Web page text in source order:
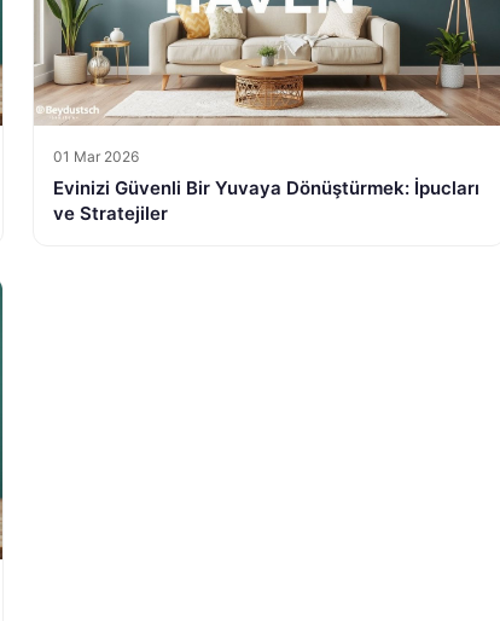
01 Mar 2026
Evinizi Güvenli Bir Yuvaya Dönüştürmek: İpucları
ve Stratejiler